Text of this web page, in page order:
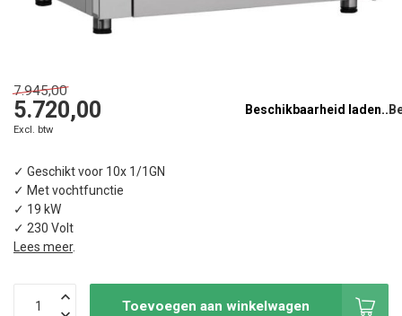
7.945,00
5.720,00
Excl. btw
Beschikbaarheid laden..
✓ Geschikt voor 10x 1/1GN
✓ Met vochtfunctie
✓ 19 kW
✓ 230 Volt
Lees meer.
Toevoegen aan winkelwagen